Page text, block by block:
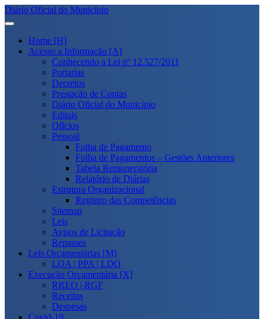
Diário Oficial do Município
Home [H]
Acesso a Informação [A]
Conhecendo a Lei nº 12.527/2011
Portarias
Decretos
Prestação de Contas
Diário Oficial do Município
Editais
Ofícios
Pessoal
Folha de Pagamento
Folha de Pagamentos – Gestões Anteriores
Tabela Remuneratória
Relatório de Diárias
Estrutura Organizacional
Registro das Competências
Sitemap
Leis
Avisos de Licitação
Repasses
Leis Orçamentárias [M]
LOA | PPA | LDO
Execução Orçamentária [X]
RREO | RGF
Receitas
Despesas
Covid-19